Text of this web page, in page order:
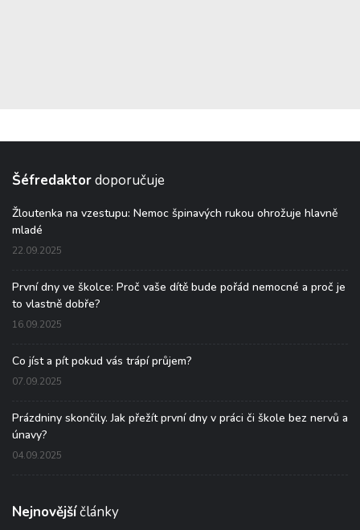
Šéfredaktordoporučuje
Žloutenka na vzestupu: Nemoc špinavých rukou ohrožuje hlavně
mladé
22.09.2025
První dny ve školce: Proč vaše dítě bude pořád nemocné a proč je
to vlastně dobře?
16.09.2025
Co jíst a pít pokud vás trápí průjem?
07.09.2025
Prázdniny skončily. Jak přežít první dny v práci či škole bez nervů a
únavy?
04.09.2025
Nejnovějšíčlánky